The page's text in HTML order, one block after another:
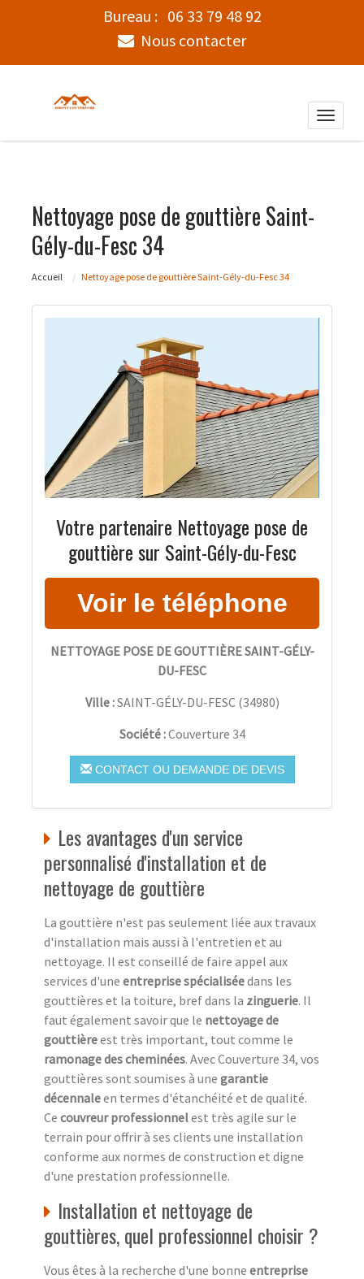
Bureau : 06 33 79 48 92
Nous contacter
Toggle
Nettoyage pose de gouttière Saint-
Gély-du-Fesc 34
Accueil Nettoyage pose de gouttière Saint-Gély-du-Fesc 34
Votre partenaire Nettoyage pose de
gouttière sur Saint-Gély-du-Fesc
NETTOYAGE POSE DE GOUTTIÈRE SAINT-GÉLY-
DU-FESC
Ville :SAINT-GÉLY-DU-FESC(34980)
Société :Couverture 34
CONTACT OU DEMANDE DE DEVIS
Les avantages d'un service
personnalisé d'installation et de
nettoyage de gouttière
La gouttière n'est pas seulement liée aux travaux
d'installation mais aussi à l'entretien et au
nettoyage. Il est conseillé de faire appel aux
services d'une entreprise spécialiséedans les
gouttières et la toiture, bref dans la zinguerie. Il
faut également savoir que le nettoyage de
gouttièreest très important, tout comme le
ramonage des cheminées. Avec Couverture 34, vos
gouttières sont soumises à une garantie
décennaleen termes d'étanchéité et de qualité.
Ce couvreur professionnelest très agile sur le
terrain pour offrir à ses clients une installation
conforme aux normes de construction et digne
d'une prestation professionnelle.
Installation et nettoyage de
gouttières, quel professionnel choisir ?
Vous êtes à la recherche d'une bonne entreprise